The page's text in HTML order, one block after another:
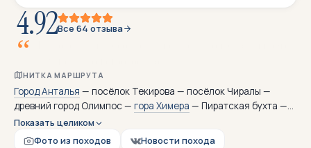
4.92Все 64 отзыва
НИТКА МАРШРУТА
Город Анталья — посёлок Текирова — посёлок Чиралы —
древний город Олимпос — гора Химера — Пиратская бухта —
город Финике — город Демре — древний город Мира — остров
Кекова — город Анталья
Показать целиком
Фото из походов Новости похода